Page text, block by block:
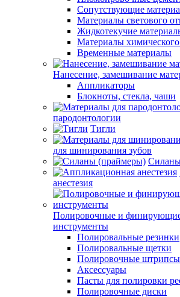
Сопутствующие
Материалы светового
Жидкотекучие
Материалы
Временные материалы
Нанесение, замешивание
Аппликаторы
Блокноты, стекла, чаши
пародонтологии
Тигли
для шинирования зубов
анестезия
Полировочные и
инструменты
Полировальные резинки
Полировальные щетки
Полировочные штрипсы
Аксессуары
Пасты для полировки
Полировочные диски